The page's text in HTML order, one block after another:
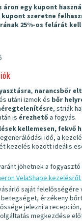
áron egy kupont
szeretne
25%-os felárát
, narancsbőr
utáni izmok és bőr
, striák
is érezhetőa fogyás.
kellemesen, fekvő
idő, a
kezelés között ideális
jöhetnek a
VelaShape kezelésről.
saját felelősségére
betegséget, érzékeny
jelezni a
megkezdése